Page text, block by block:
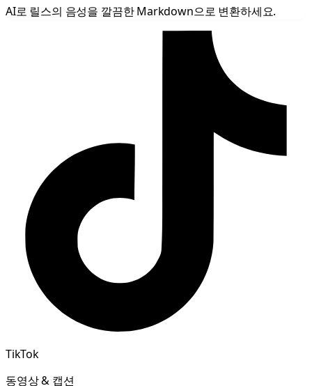
AI로 릴스의 음성을 깔끔한 Markdown으로 변환하세요.
TikTok
동영상 & 캡션